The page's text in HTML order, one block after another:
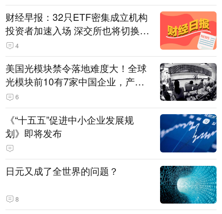
财经早报：32只ETF密集成立机构
投资者加速入场 深交所也将切换交
易线路
4
美国光模块禁令落地难度大！全球
光模块前10有7家中国企业，产业
界人士：想“脱钩”并不容易
6
《“十五五”促进中小企业发展规
划》即将发布
日元又成了全世界的问题？
8